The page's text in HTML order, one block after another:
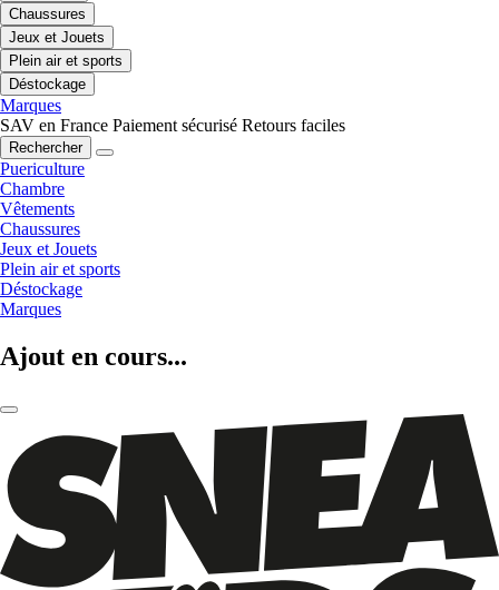
Chaussures
Jeux et Jouets
Plein air et sports
Déstockage
Marques
SAV en France Paiement sécurisé Retours faciles
Rechercher
Puericulture
Chambre
Vêtements
Chaussures
Jeux et Jouets
Plein air et sports
Déstockage
Marques
Ajout en cours...